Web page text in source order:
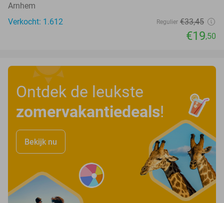
Arnhem
Verkocht: 1.612
Regulier €33,45
€19,50
Ontdek de leukste
zomervakantiedeals!
Bekijk nu